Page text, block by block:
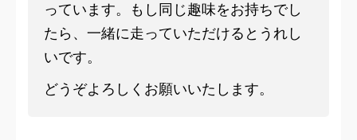
っています。もし同じ趣味をお持ちでし
たら、一緒に走っていただけるとうれし
いです。
どうぞよろしくお願いいたします。